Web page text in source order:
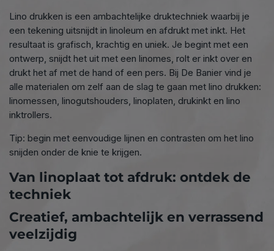
Lino drukken is een ambachtelijke druktechniek waarbij je
een tekening uitsnijdt in linoleum en afdrukt met inkt. Het
resultaat is grafisch, krachtig en uniek. Je begint met een
ontwerp, snijdt het uit met een linomes, rolt er inkt over en
drukt het af met de hand of een pers. Bij De Banier vind je
alle materialen om zelf aan de slag te gaan met lino drukken:
linomessen, linogutshouders, linoplaten, drukinkt en lino
inktrollers.
Tip: begin met eenvoudige lijnen en contrasten om het lino
snijden onder de knie te krijgen.
Van linoplaat tot afdruk: ontdek de
techniek
Creatief, ambachtelijk en verrassend
veelzijdig